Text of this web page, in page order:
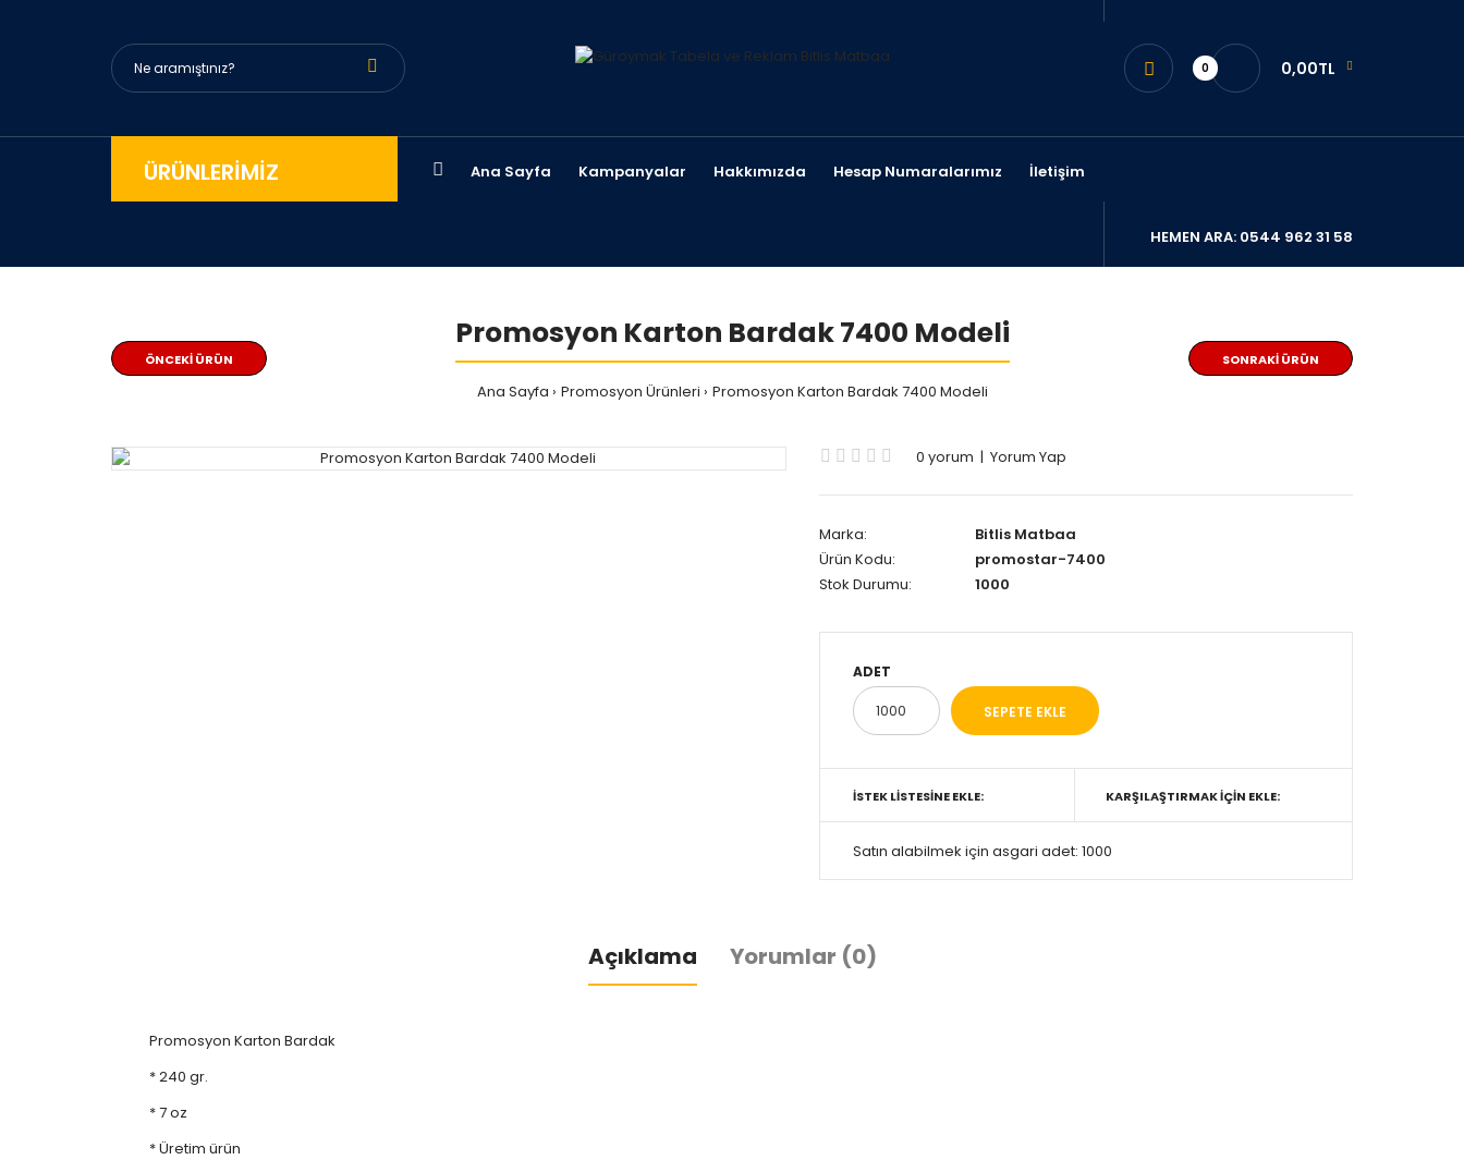
0 0,00TL
ÜRÜNLERİMİZ Ana Sayfa Kampanyalar Hakkımızda Hesap Numaralarımız İletişim
HEMEN ARA: 0544 962 31 58
ÖNCEKI ÜRÜN
Promosyon Karton Bardak 7400 Modeli
Ana Sayfa Promosyon Ürünleri Promosyon Karton Bardak 7400 Modeli
SONRAKI ÜRÜN
0 yorum | Yorum Yap
Marka:
Bitlis Matbaa
Ürün Kodu:
promostar-7400
Stok Durumu:
1000
ADET
İSTEK LISTESINE EKLE: KARŞILAŞTIRMAK IÇIN EKLE:
Satın alabilmek için asgari adet: 1000
Açıklama Yorumlar (0)
Promosyon Karton Bardak
* 240 gr.
* 7 oz
* Üretim ürün